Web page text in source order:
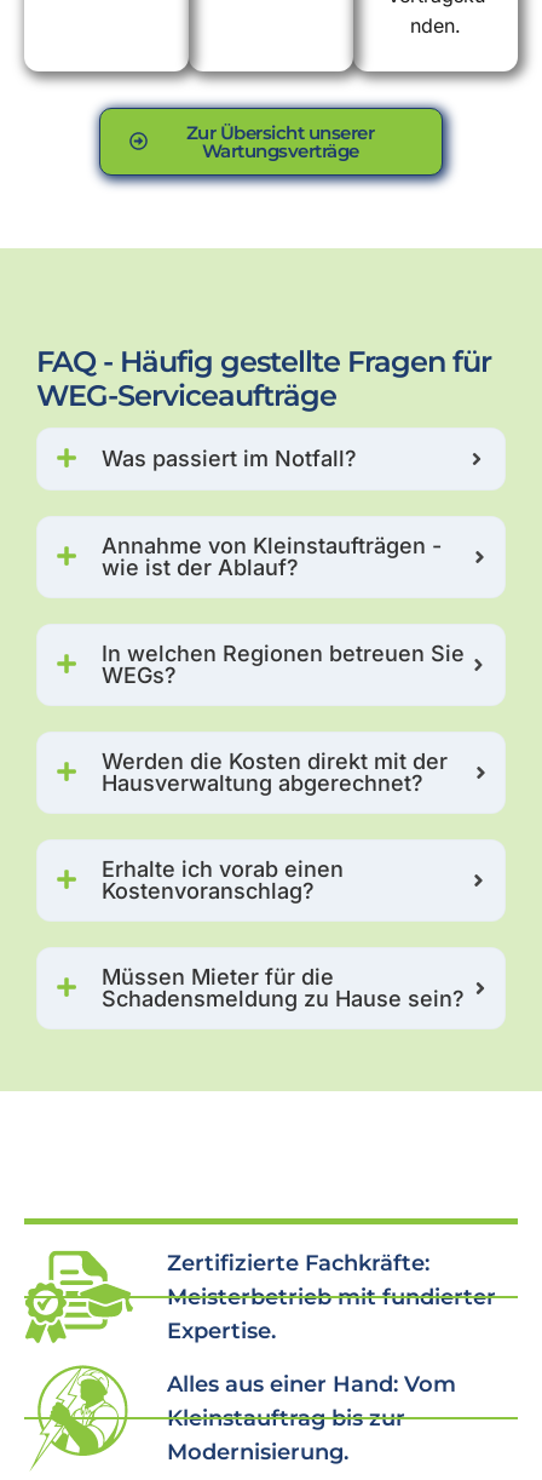
nden.
Zur Übersicht unserer
Wartungsverträge
FAQ - Häufig gestellte Fragen für
WEG-Serviceaufträge
Was passiert im Notfall?
Annahme von Kleinstaufträgen -
wie ist der Ablauf?
In welchen Regionen betreuen Sie
WEGs?
Werden die Kosten direkt mit der
Hausverwaltung abgerechnet?
Erhalte ich vorab einen
Kostenvoranschlag?
Müssen Mieter für die
Schadensmeldung zu Hause sein?
Zertifizierte Fachkräfte:
Meisterbetrieb mit fundierter
Expertise.
Alles aus einer Hand: Vom
Kleinstauftrag bis zur
Modernisierung.